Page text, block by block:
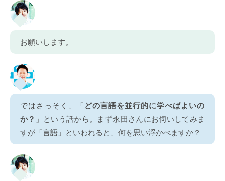
お願いします。
ではさっそく、「 どの言語を並行的に学べばよいの
か？ 」という話から。まず永田さんにお伺いしてみま
すが「言語」といわれると、何を思い浮かべますか？